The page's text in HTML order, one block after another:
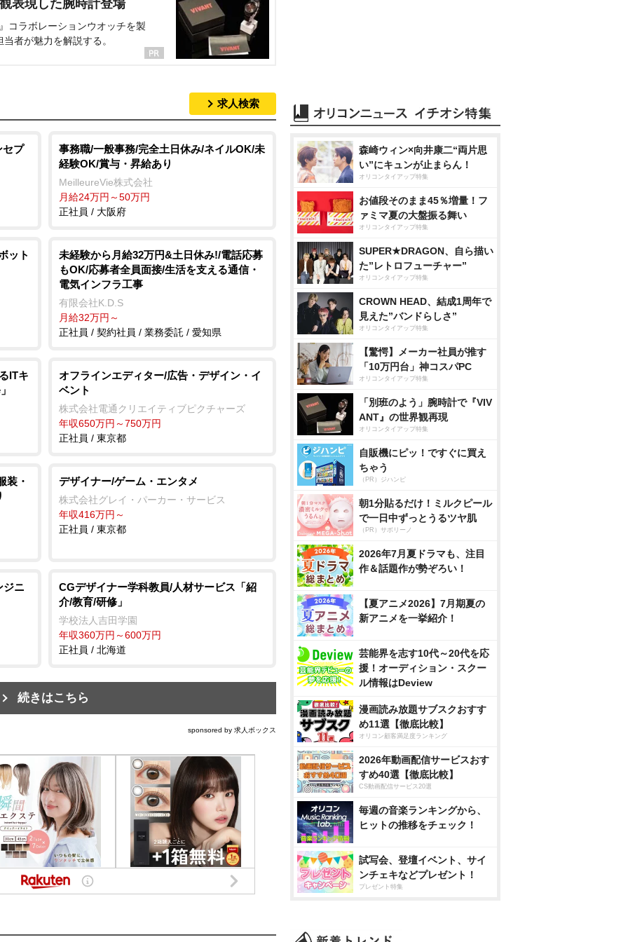
表現した腕時計登場
コラボレーションウオッチを製
者が魅力を解説する。
求人検索
セプ
事務職/一般事務/完全土日休み/ネイルOK/未
経験OK/賞与・昇給あり
MeilleureVie株式会社
月給24万円～50万円
正社員 / 大阪府
ット
未経験から月給32万円&土日休み!/電話応募
もOK/応募者全員面接/生活を支える通信・
電気インフラ工事
有限会社K.D.S
月給32万円～
正社員 / 契約社員 / 業務委託 / 愛知県
ITキ
オフラインエディター/広告・デザイン・イ
ベント
株式会社電通クリエイティブピクチャーズ
年収650万円～750万円
正社員 / 東京都
装・
デザイナー/ゲーム・エンタメ
株式会社グレイ・パーカー・サービス
年収416万円～
正社員 / 東京都
ジニ
CGデザイナー学科教員/人材サービス「紹
介/教育/研修」
学校法人吉田学園
年収360万円～600万円
正社員 / 北海道
続きはこちら
sponsored by 求人ボックス
森崎ウィン×向井康二“両片思
い”にキュンが止まらん！
オリコンタイアップ特集
お値段そのまま45％増量！フ
ァミマ夏の大盤振る舞い
オリコンタイアップ特集
SUPER★DRAGON、自ら描い
た”レトロフューチャー”
オリコンタイアップ特集
CROWN HEAD、結成1周年で
見えた”バンドらしさ”
オリコンタイアップ特集
【驚愕】メーカー社員が推す
「10万円台」神コスパPC
オリコンタイアップ特集
「別班のよう」腕時計で『VIV
ANT』の世界観再現
オリコンタイアップ特集
自販機にピッ！ですぐに買え
ちゃう
（PR）ジハンピ
朝1分貼るだけ！ミルクピール
で一日中ずっとうるツヤ肌
（PR）サボリーノ
2026年7月夏ドラマも、注目
作＆話題作が勢ぞろい！
【夏アニメ2026】7月期夏の
新アニメを一挙紹介！
芸能界を志す10代～20代を応
援！オーディション・スクー
ル情報はDeview
漫画読み放題サブスクおすす
め11選【徹底比較】
オリコン顧客満足度ランキング
2026年動画配信サービスおす
すめ40選【徹底比較】
CS動画配信サービス20選
毎週の音楽ランキングから、
ヒットの推移をチェック！
試写会、登壇イベント、サイ
ンチェキなどプレゼント！
プレゼント特集